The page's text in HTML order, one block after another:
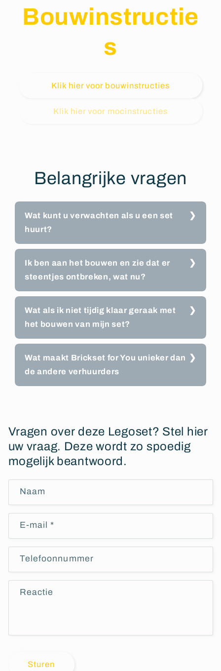
Bouwinstructie
s
Klik hier voor bouwinstructies
Klik hier voor mocinstructies
Belangrijke vragen
Wat kunt u verwachten als u een set
huurt?
Ik ben aan het bouwen en zie dat er
steentjes ontbreken, wat nu?
Wat als ik niet tijdig klaar geraak met
het bouwen van mijn set?
Wat maakt Brickset for You unieker dan
de andere verhuurders
Vragen over deze Legoset? Stel hier
uw vraag. Deze wordt zo spoedig
mogelijk beantwoord.
Naam
E‑mail *
Telefoonnummer
Reactie
Sturen